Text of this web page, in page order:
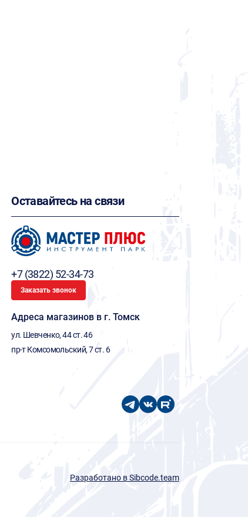
Оставайтесь на связи
+7 (3822) 52-34-73
Заказать звонок
Адреса магазинов в г. Томск
ул. Шевченко, 44 ст. 46
пр-т Комсомольский, 7 ст. 6
Разработано в Sibcode.team